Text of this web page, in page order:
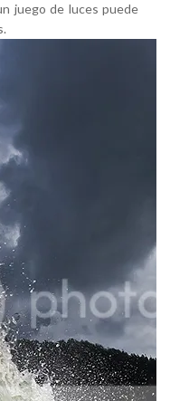
juego de luces puede